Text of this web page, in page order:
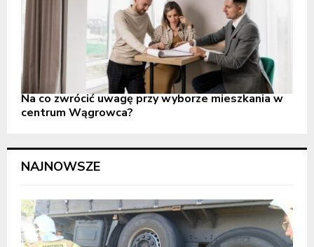
Na co zwrócić uwagę przy wyborze mieszkania w
centrum Wągrowca?
NAJNOWSZE